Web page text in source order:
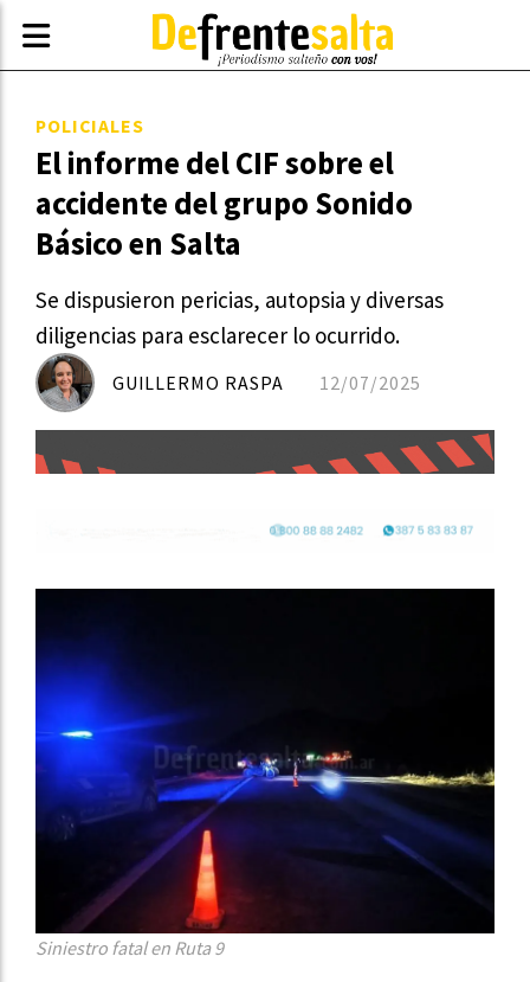
El informe del CIF sobre el
accidente del grupo Sonido
Básico en Salta
Se dispusieron pericias, autopsia y diversas
diligencias para esclarecer lo ocurrido.
POLICIALES
12/07/2025
GUILLERMO RASPA
Siniestro fatal en Ruta 9